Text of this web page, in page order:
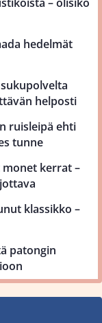
hedelmät
helposti
ruisleipä ehti
tunne
kerrat –
klassikko –
patongin